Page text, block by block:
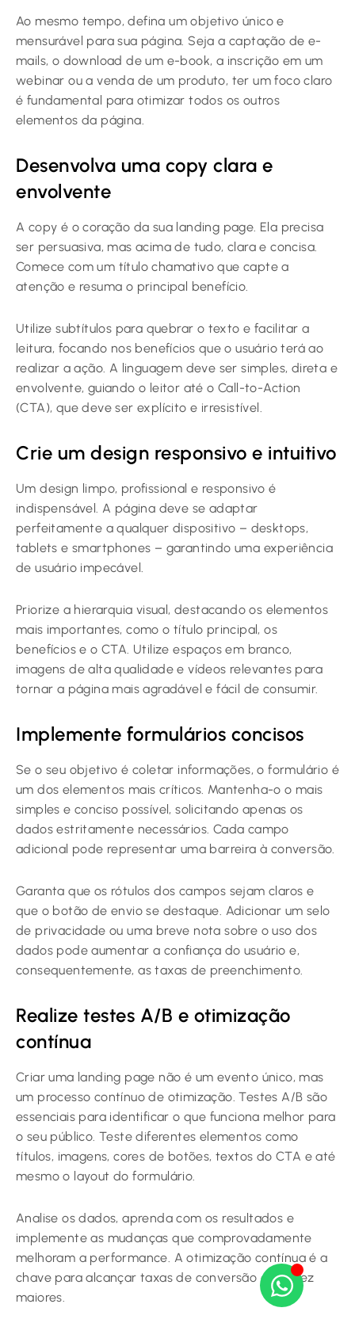
Ao mesmo tempo, defina um objetivo único e
mensurável para sua página. Seja a captação de e-
mails, o download de um e-book, a inscrição em um
webinar ou a venda de um produto, ter um foco claro
é fundamental para otimizar todos os outros
elementos da página.
Desenvolva uma copy clara e
envolvente
A copy é o coração da sua landing page. Ela precisa
ser persuasiva, mas acima de tudo, clara e concisa.
Comece com um título chamativo que capte a
atenção e resuma o principal benefício.
Utilize subtítulos para quebrar o texto e facilitar a
leitura, focando nos benefícios que o usuário terá ao
realizar a ação. A linguagem deve ser simples, direta e
envolvente, guiando o leitor até o Call-to-Action
(CTA), que deve ser explícito e irresistível.
Crie um design responsivo e intuitivo
Um design limpo, profissional e responsivo é
indispensável. A página deve se adaptar
perfeitamente a qualquer dispositivo – desktops,
tablets e smartphones – garantindo uma experiência
de usuário impecável.
Priorize a hierarquia visual, destacando os elementos
mais importantes, como o título principal, os
benefícios e o CTA. Utilize espaços em branco,
imagens de alta qualidade e vídeos relevantes para
tornar a página mais agradável e fácil de consumir.
Implemente formulários concisos
Se o seu objetivo é coletar informações, o formulário é
um dos elementos mais críticos. Mantenha-o o mais
simples e conciso possível, solicitando apenas os
dados estritamente necessários. Cada campo
adicional pode representar uma barreira à conversão.
Garanta que os rótulos dos campos sejam claros e
que o botão de envio se destaque. Adicionar um selo
de privacidade ou uma breve nota sobre o uso dos
dados pode aumentar a confiança do usuário e,
consequentemente, as taxas de preenchimento.
Realize testes A/B e otimização
contínua
Criar uma landing page não é um evento único, mas
um processo contínuo de otimização. Testes A/B são
essenciais para identificar o que funciona melhor para
o seu público. Teste diferentes elementos como
títulos, imagens, cores de botões, textos do CTA e até
mesmo o layout do formulário.
Analise os dados, aprenda com os resultados e
implemente as mudanças que comprovadamente
melhoram a performance. A otimização contínua é a
chave para alcançar taxas de conversão cada vez
maiores.